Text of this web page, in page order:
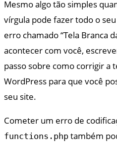
Mesmo algo tão simples
vírgula pode fazer todo o
erro chamado “Tela Branca
acontecer com você,
passo sobre como corrigir a
WordPress para que você
seu site.
Cometer um erro de
functions.php também